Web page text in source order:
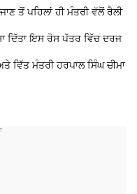
ਤੋਂ ਪਹਿਲਾਂ ਹੀ ਮੰਤਰੀ ਵੱਲੋਂ ਰੈਲੀ
ਦਿੱਤਾ ਇਸ ਰੋਸ ਪੱਤਰ ਵਿੱਚ ਦਰਜ
ਵਿੱਤ ਮੰਤਰੀ ਹਰਪਾਲ ਸਿੰਘ ਚੀਮਾ